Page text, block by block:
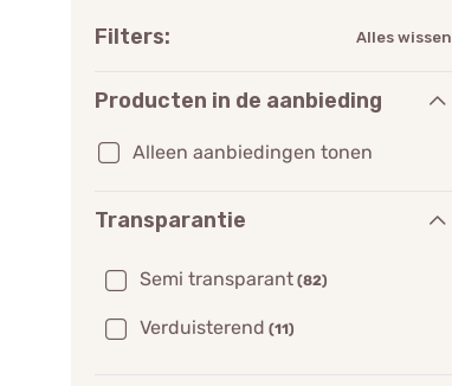
Filters: Alles wissen
Producten in de aanbieding
Alleen aanbiedingen tonen
Transparantie
Semi transparant (82)
Verduisterend (11)